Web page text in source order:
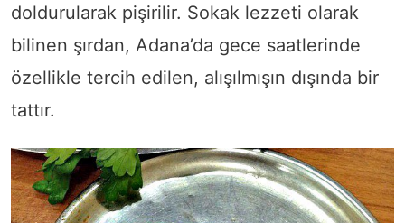
doldurularak pişirilir. Sokak lezzeti olarak
bilinen şırdan, Adana’da gece saatlerinde
özellikle tercih edilen, alışılmışın dışında bir
tattır.